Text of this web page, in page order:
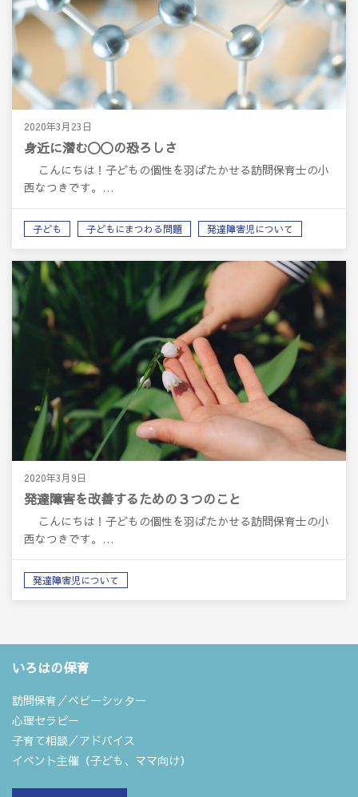
2020年3月23日
身近に潜む〇〇の恐ろしさ
こんにちは！子どもの個性を羽ばたかせる訪問保育士の小
西なつきです。…
子ども 子どもにまつわる問題 発達障害児について
2020年3月9日
発達障害を改善するための３つのこと
こんにちは！子どもの個性を羽ばたかせる訪問保育士の小
西なつきです。…
発達障害児について
いろはの保育
訪問保育／ベビーシッター
心理セラピー
子育て相談／アドバイス
イベント主催（子ども、ママ向け）